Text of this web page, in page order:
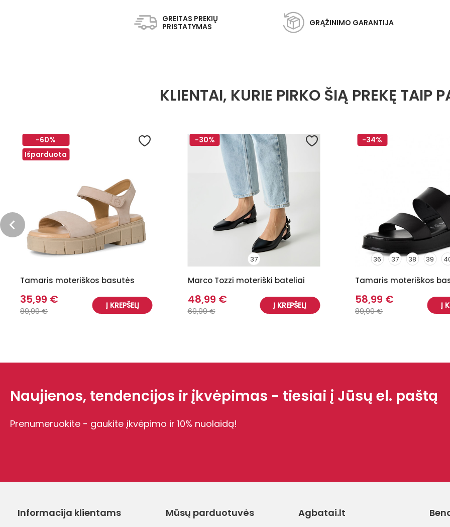
GREITAS PREKIŲ
PRISTATYMAS
GRĄŽINIMO GARANTIJA
KLIENTAI, KURIE PIRKO ŠIĄ PREKĘ TAIP
-60%
Išparduota
Tamaris moteriškos basutės
35,99 €
89,99 €
Į KREPŠELĮ
-30%
37
Marco Tozzi moteriški bateliai
48,99 €
69,99 €
Į KREPŠELĮ
-34%
36 37 38 39
Tamaris moteriškos
58,99 €
89,99 €
Į
Naujienos, tendencijos ir įkvėpimas - tiesiai į Jūsų el. paštą
Prenumeruokite - gaukite įkvėpimo ir 10% nuolaidą!
Informacija klientams Mūsų parduotuvės Agbatai.lt